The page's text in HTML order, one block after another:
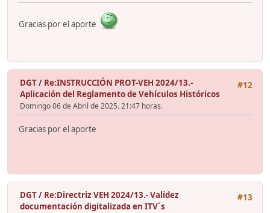
Gracias por el aporte
#12
DGT/ Re:INSTRUCCIÓN PROT-VEH 2024/13.-
Aplicación del Reglamento de Vehículos Históricos
Domingo 06 de Abril de 2025. 21:47 horas.
Gracias por el aporte
#13
DGT/ Re:Directriz VEH 2024/13.- Validez
documentación digitalizada en ITV´s